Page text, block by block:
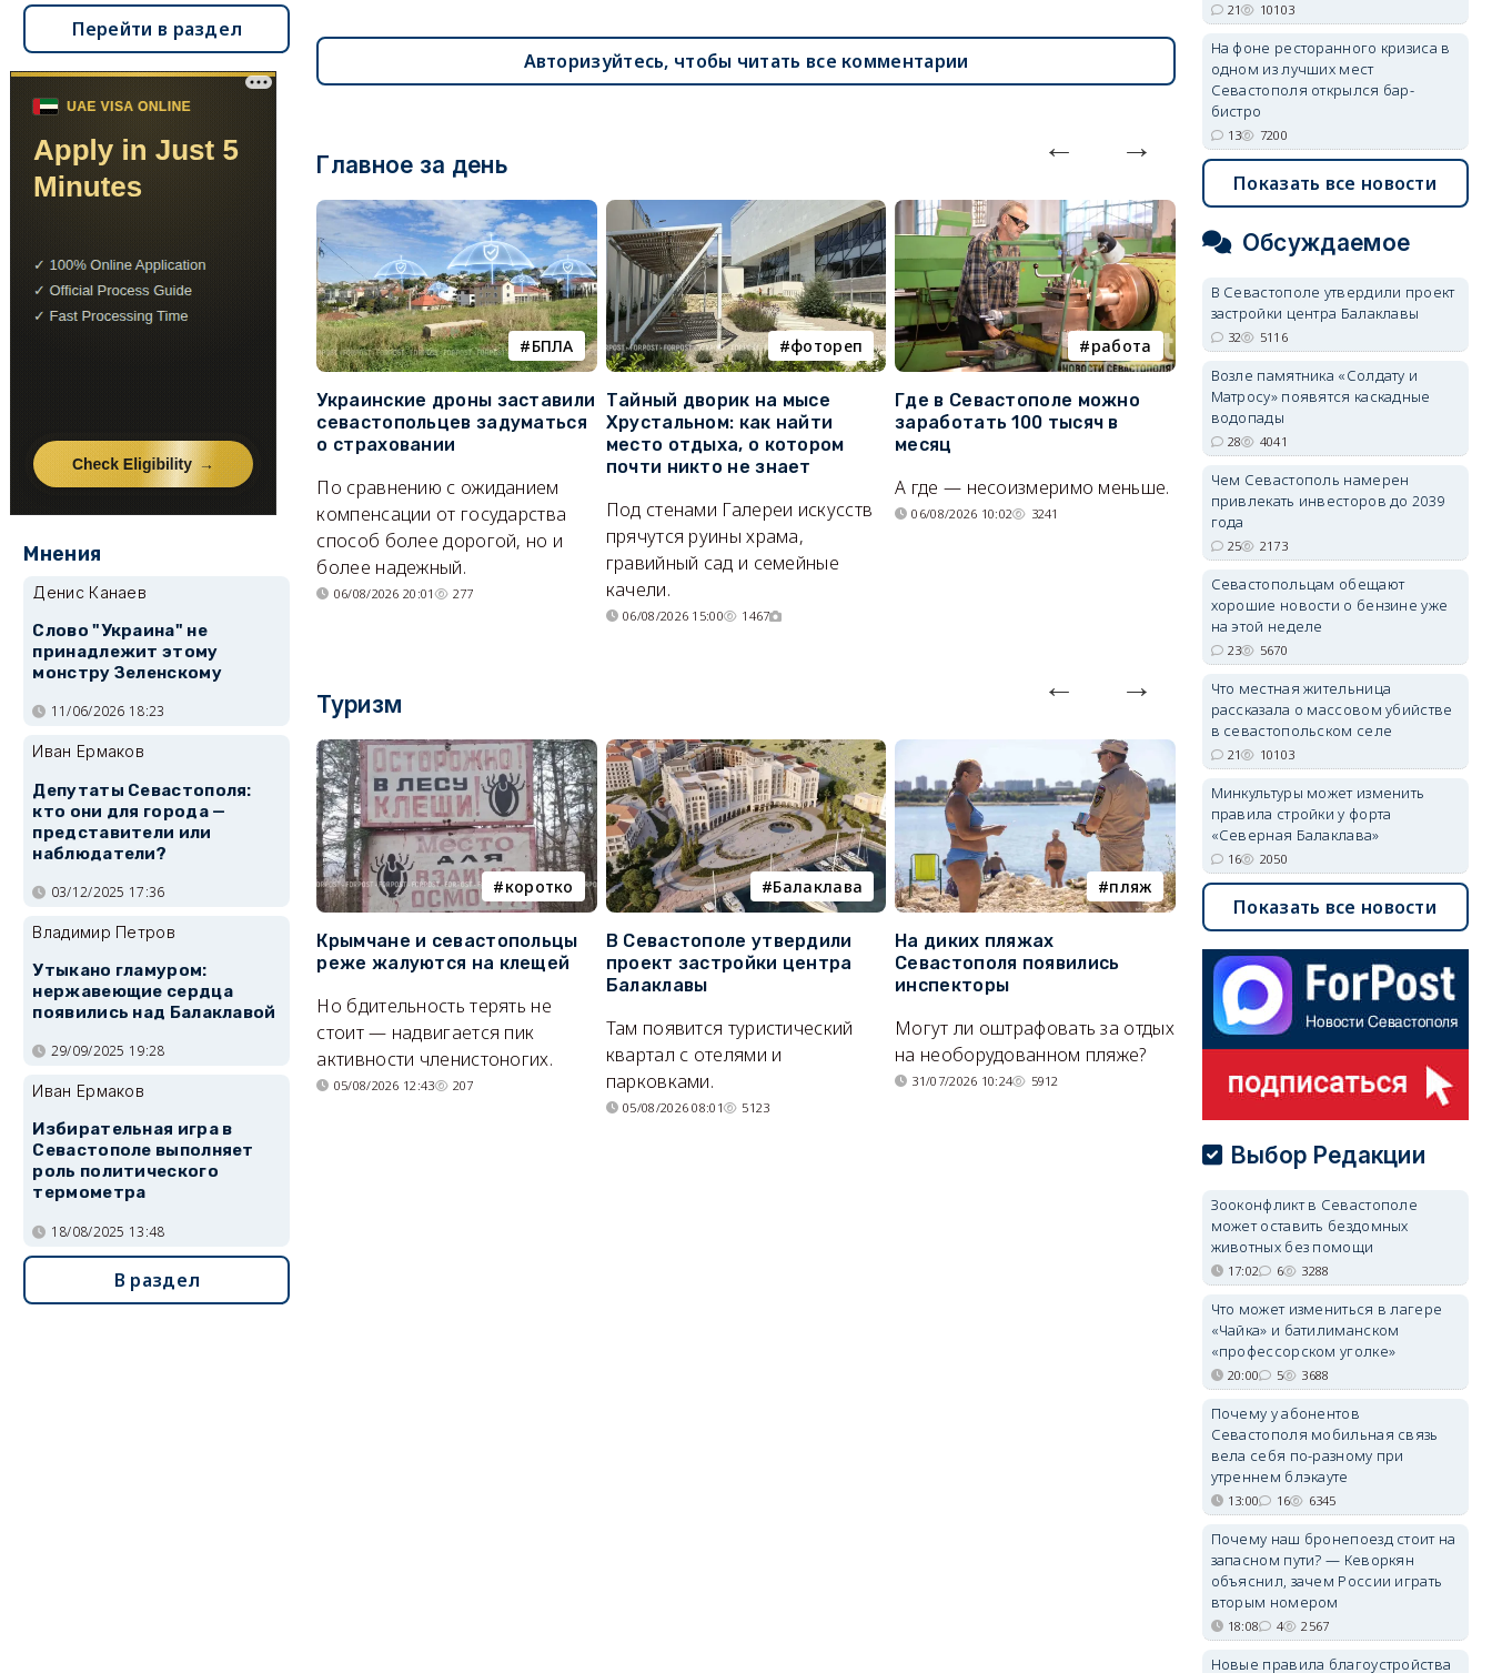
Авторизуйтесь, чтобы читать все комментарии
Главное за день
БПЛА
Украинские дроны заставили
севастопольцев задуматься
о страховании
По сравнению с ожиданием
компенсации от государства
способ более дорогой, но и
более надежный.
06/08/2026 20:01 277
фотореп
Тайный дворик на мысе
Хрустальном: как найти
место отдыха, о котором
почти никто не знает
Под стенами Галереи искусств
прячутся руины храма,
гравийный сад и семейные
качели.
06/08/2026 15:00 1467
работа
Где в Севастополе можно
заработать 100 тысяч в
месяц
А где — несоизмеримо меньше.
06/08/2026 10:02 3241
Балаклава
Минкультуры может
изменить правила стройки у
форта «Северная
«Несчастливую» половину ТСН
«Благодатный» планируют
присоединить к «везучей».
05/08/2026 20:01 2056
Туризм
коротко
Крымчане и севастопольцы
реже жалуются на клещей
Но бдительность терять не
стоит — надвигается пик
активности членистоногих.
05/08/2026 12:43 207
Балаклава
В Севастополе утвердили
проект застройки центра
Балаклавы
Там появится туристический
квартал с отелями и
парковками.
05/08/2026 08:01 5123
пляж
На диких пляжах
Севастополя появились
инспекторы
Могут ли оштрафовать за отдых
на необорудованном пляже?
31/07/2026 10:24 5912
туризм
сапбордах унесло от берега
Крыма на километр в море
Спасатели благополучно
вернули туристов обратно на
сушу.
Перейти в раздел
Мнения
Денис Канаев
Слово "Украина" не
принадлежит этому
монстру Зеленскому
11/06/2026 18:23
Иван Ермаков
Депутаты Севастополя:
кто они для города —
представители или
наблюдатели?
03/12/2025 17:36
Владимир Петров
Утыкано гламуром:
нержавеющие сердца
появились над Балаклавой
29/09/2025 19:28
Иван Ермаков
Избирательная игра в
Севастополе выполняет
роль политического
термометра
18/08/2025 13:48
В раздел
21 10103
На фоне ресторанного кризиса в
одном из лучших мест
Севастополя открылся бар-
бистро
13 7200
Показать все новости
Обсуждаемое
В Севастополе утвердили проект
застройки центра Балаклавы
32 5116
Возле памятника «Солдату и
Матросу» появятся каскадные
водопады
28 4041
Чем Севастополь намерен
привлекать инвесторов до 2039
года
25 2173
Севастопольцам обещают
хорошие новости о бензине уже
на этой неделе
23 5670
Что местная жительница
рассказала о массовом убийстве
в севастопольском селе
21 10103
Минкультуры может изменить
правила стройки у форта
«Северная Балаклава»
16 2050
Показать все новости
Выбор Редакции
Зооконфликт в Севастополе
может оставить бездомных
животных без помощи
17:02 6 3288
Что может измениться в лагере
«Чайка» и батилиманском
«профессорском уголке»
20:00 5 3688
Почему у абонентов
Севастополя мобильная связь
вела себя по-разному при
утреннем блэкауте
13:00 16 6345
Почему наш бронепоезд стоит на
запасном пути? — Кеворкян
объяснил, зачем России играть
вторым номером
18:08 4 2567
Новые правила благоустройства